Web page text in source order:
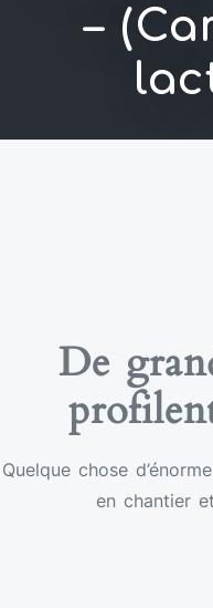
–
De
Quelque chose
en chantier